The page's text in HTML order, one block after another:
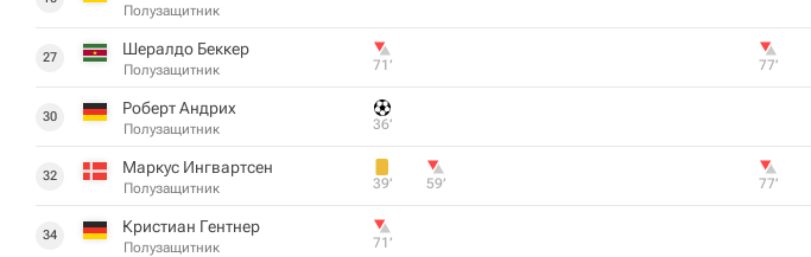
Полузащитник
27 Шералдо Беккер
Полузащитник 71‎’‎
30 Роберт Андрих
Полузащитник 36‎’‎
32 Маркус Ингвартсен
Полузащитник 39‎’‎ 59‎’‎
34 Кристиан Гентнер
Полузащитник 71‎’‎
77‎’‎
77‎’‎